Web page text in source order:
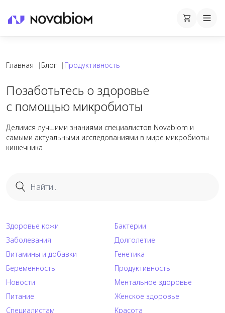
Корзина
Cart
Главная | Блог | Продуктивность
Статьи о продуктивности в блоге
Позаботьтесь о здоровье
с помощью микробиоты
Делимся лучшими знаниями специалистов Novabiom и
самыми актуальными исследованиями в мире микробиоты
кишечника
Здоровье кожи
Бактерии
Заболевания
Долголетие
Витамины и добавки
Генетика
Беременность
Продуктивность
Новости
Ментальное здоровье
Питание
Женское здоровье
Специалистам
Красота